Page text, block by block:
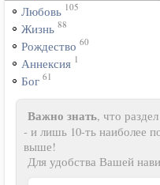
Любовь 105
Жизнь 88
Рождество 60
Аннексия 1
Бог 61
Важно знать, что
- и лишь 10-ть наиболее
выше!
Для удобства Вашей